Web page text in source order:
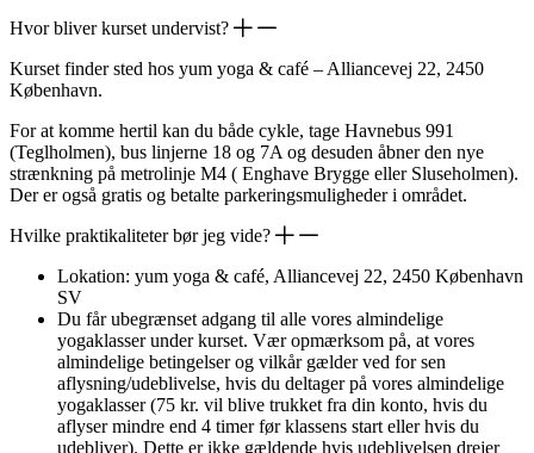
Hvor bliver kurset undervist?
Kurset finder sted hos yum yoga & café – Alliancevej 22, 2450
København.
For at komme hertil kan du både cykle, tage Havnebus 991
(Teglholmen), bus linjerne 18 og 7A og desuden åbner den nye
strænkning på metrolinje M4 ( Enghave Brygge eller Sluseholmen).
Der er også gratis og betalte parkeringsmuligheder i området.
Hvilke praktikaliteter bør jeg vide?
Lokation: yum yoga & café, Alliancevej 22, 2450 København
SV
Du får ubegrænset adgang til alle vores almindelige
yogaklasser under kurset. Vær opmærksom på, at vores
almindelige betingelser og vilkår gælder ved for sen
aflysning/udeblivelse, hvis du deltager på vores almindelige
yogaklasser (75 kr. vil blive trukket fra din konto, hvis du
aflyser mindre end 4 timer før klassens start eller hvis du
udebliver). Dette er ikke gældende hvis udeblivelsen drejer